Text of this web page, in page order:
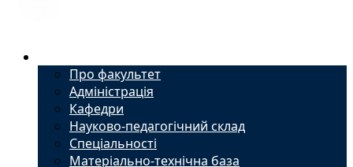
Про факультет
Адміністрація
Кафедри
Науково-педагогічний склад
Спеціальності
Матеріально-технічна база